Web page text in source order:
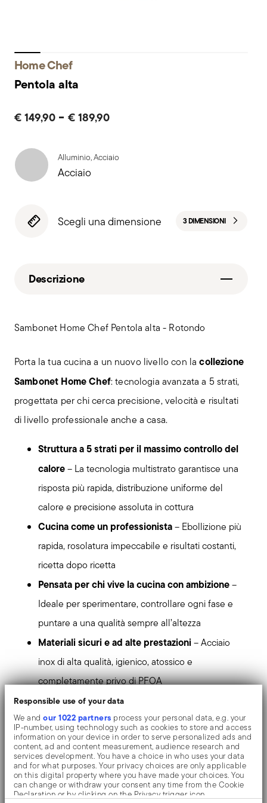
Responsible use of your data
We andour 1022 partners process your personal data, e.g. your
IP-number, using technology such as cookies to store and access
information on your device in order to serve personalized ads and
content, ad and content measurement, audience research and
services development. You have a choice in who uses your data
and for what purposes. Your privacy choices are only applicable
on this digital property where you have made your choices. You
can change or withdraw your consent any time from the Cookie
Declaration or by clicking on the Privacy trigger icon.
Home Chef
Pentola alta
€ 149,90 - € 189,90
Alluminio, Acciaio
Acciaio
Scegli una dimensione 3 DIMENSIONI
Descrizione
Sambonet Home Chef Pentola alta - Rotondo
Porta la tua cucina a un nuovo livello con lacollezione
Sambonet Home Chef: tecnologia avanzata a 5 strati,
progettata per chi cerca precisione, velocità e risultati
di livello professionale anche a casa.
Struttura a 5 strati per il massimo controllo del
calore– La tecnologia multistrato garantisce una
risposta più rapida, distribuzione uniforme del
calore e precisione assoluta in cottura
Cucina come un professionista– Ebollizione più
rapida, rosolatura impeccabile e risultati costanti,
ricetta dopo ricetta
Pensata per chi vive la cucina con ambizione–
Ideale per sperimentare, controllare ogni fase e
puntare a una qualità sempre all’altezza
Materiali sicuri e ad alte prestazioni– Acciaio
inox di alta qualità, igienico, atossico e
completamente privo di PFOA
Progettata e realizzata in Italia
avanzata e cultura del design Sambonet si
incontrano
Funzionalità orientata alla performance– Manici
resistenti al calore, bordo salvagoccia, utilizzo in
forno e compatibilità con tutti i piani cottura,